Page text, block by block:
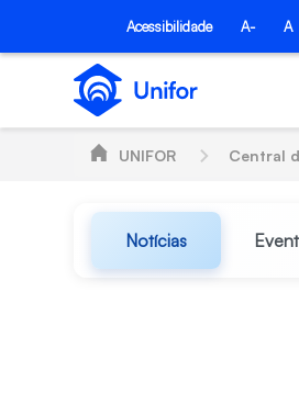
Pular para o Conteúdo principal
Acessibilidade A- A
UNIFOR Central
Notícias